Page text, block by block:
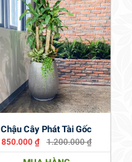
Chậu Cây Phát Tài Gốc
850.000 ₫ 1.200.000₫